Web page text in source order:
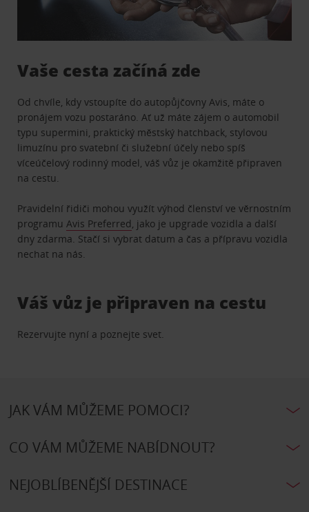
Vaše cesta začíná zde
Od chvíle, kdy vstoupíte do autopůjčovny Avis, máte o
pronájem vozu postaráno. Ať už máte zájem o automobil
typu supermini, praktický městský hatchback, stylovou
limuzínu pro svatební či služební účely nebo spíš
víceúčelový rodinný model, váš vůz je okamžitě připraven
na cestu.
Pravidelní řidiči mohou využít výhod členství ve věrnostním
programuAvis Preferred, jako je upgrade vozidla a další
dny zdarma. Stačí si vybrat datum a čas a přípravu vozidla
nechat na nás.
Váš vůz je připraven na cestu
Rezervujte nyní a poznejte svet.
JAK VÁM MŮŽEME POMOCI?
CO VÁM MŮŽEME NABÍDNOUT?
NEJOBLÍBENĚJŠÍ DESTINACE